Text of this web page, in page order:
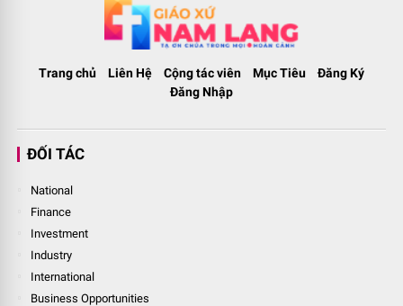
Trang chủ Liên Hệ Cộng tác viên Mục Tiêu
Đăng Ký
Đăng Nhập
ĐỐI TÁC
National
Finance
Investment
Industry
International
Business Opportunities